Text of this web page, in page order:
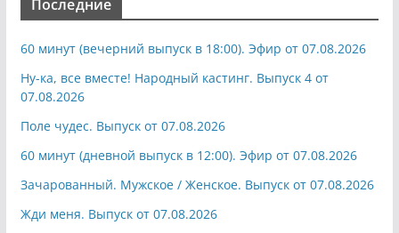
Последние
60 минут (вечерний выпуск в 18:00). Эфир от 07.08.2026
Ну-ка, все вместе! Народный кастинг. Выпуск 4 от
07.08.2026
Поле чудес. Выпуск от 07.08.2026
60 минут (дневной выпуск в 12:00). Эфир от 07.08.2026
Зачарованный. Мужское / Женское. Выпуск от 07.08.2026
Жди меня. Выпуск от 07.08.2026